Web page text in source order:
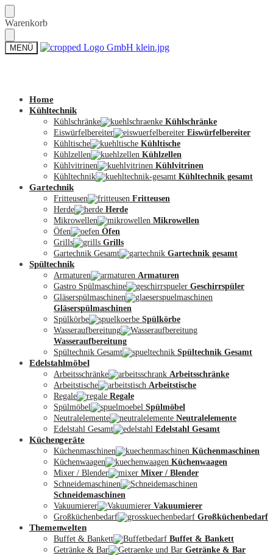
Skip
to
navigation
Skip
to
content
Warenkorb
MENÜ
Zum Shop
Kontakt
Home
Kühltechnik
Kühlschränke
Kühlschränke
Eiswürfelbereiter
Eiswürfelbereiter
Kühltische
Kühltische
Kühlzellen
Kühlzellen
Kühlvitrinen
Kühlvitrinen
Kühltechnik
Kühltechnik gesamt
Gartechnik
Fritteusen
Fritteusen
Herde
Herde
Mikrowellen
Mikrowellen
Öfen
Öfen
Grills
Grills
Gartechnik Gesamt
Gartechnik gesamt
Spültechnik
Armaturen
Armaturen
Gastro Spülmaschine
Geschirrspüler
Gläserspülmaschinen
Gläserspülmaschinen
Spülkörbe
Spülkörbe
Wasseraufbereitung
Wasseraufbereitung
Spültechnik Gesamt
Spültechnik Gesamt
Edelstahlmöbel
Arbeitsschränke
Arbeitsschränke
Arbeitstische
Arbeitstische
Regale
Regale
Spülmöbel
Spülmöbel
Neutralelemente
Neutralelemente
Edelstahl Gesamt
Edelstahl Gesamt
Küchengeräte
Küchenmaschinen
Küchenmaschinen
Küchenwaagen
Küchenwaagen
Mixer / Blender
Mixer / Blender
Schneidemaschinen
Schneidemaschinen
Vakuumierer
Vakuumierer
Großküchenbedarf
Großküchenbedarf
Themenwelten
Buffet & Bankett
Buffet & Bankett
Getränke & Bar
Getränke & Bar